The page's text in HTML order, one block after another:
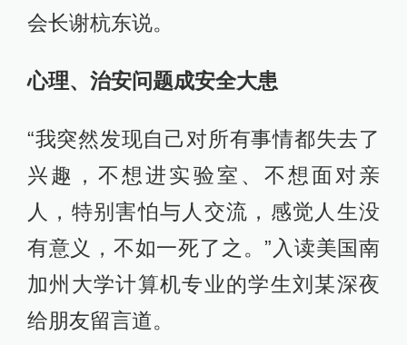
会长谢杭东说。
心理、治安问题成安全大患
“我突然发现自己对所有事情都失去了
兴趣，不想进实验室、不想面对亲
人，特别害怕与人交流，感觉人生没
有意义，不如一死了之。”入读美国南
加州大学计算机专业的学生刘某深夜
给朋友留言道。